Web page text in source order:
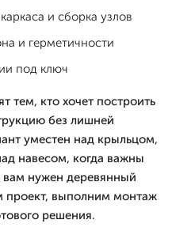
и сборка узлов
и герметичности
под ключ
тем, кто хочет построить
без лишней
уместен над крыльцом,
навесом, когда важны
вам нужен деревянный
проект, выполним монтаж
решения.